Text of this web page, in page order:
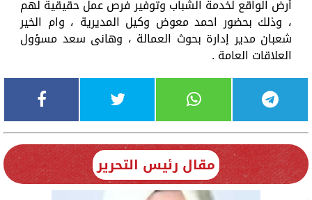
أرض الواقع لخدمة الشباب وتوفير فرص عمل حقيقية لهم
، وذلك بحضور احمد معوض وكيل المديرية ، وام الخير
شعبان مدير إدارة بحوث العمالة ، وهانى سعد مسؤول
العلاقات العامة .
مقال رئيس التحرير